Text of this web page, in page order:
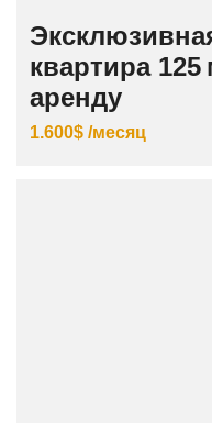
квартира
аренду
1.600$ /месяц